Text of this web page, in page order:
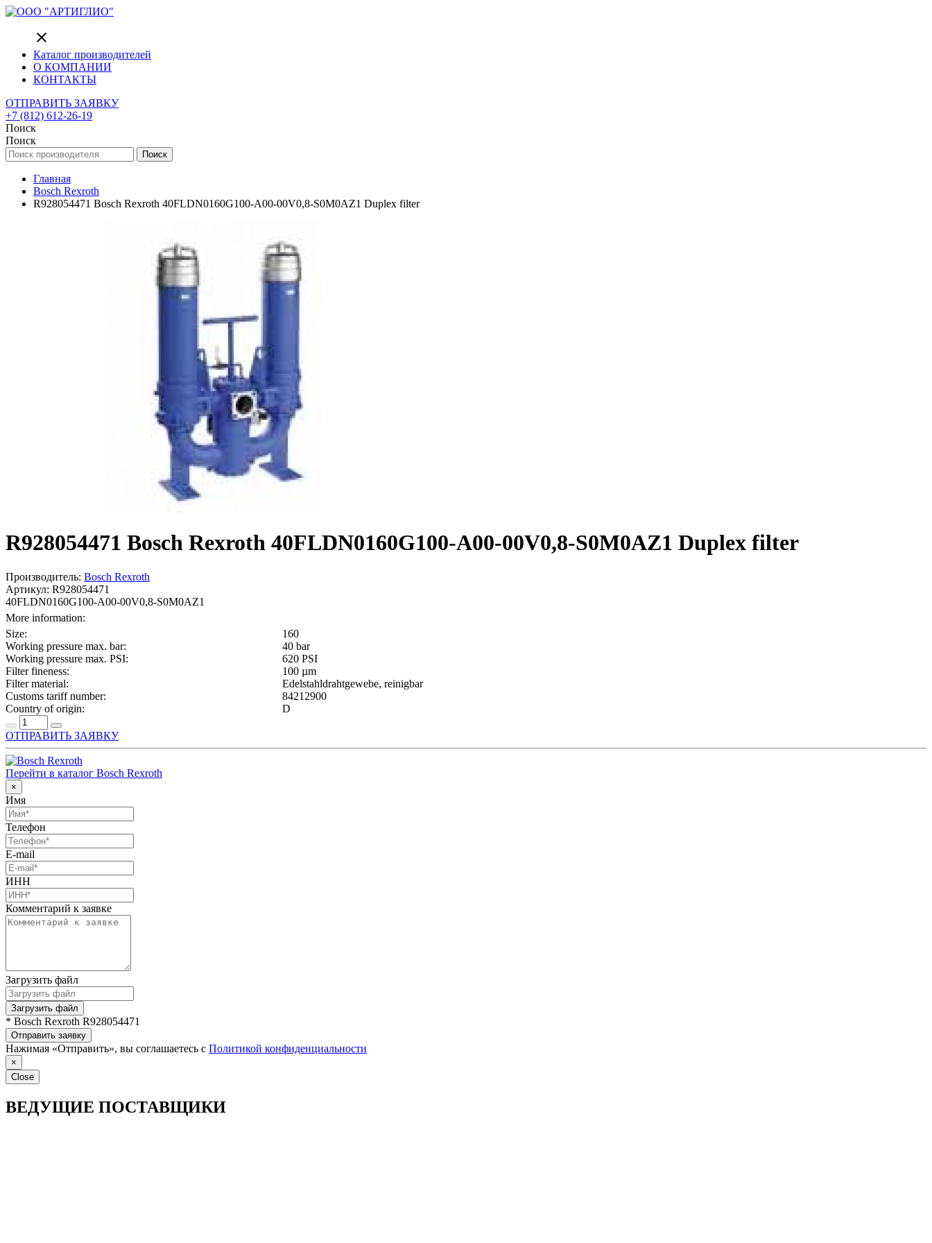
close
Каталог производителей
О КОМПАНИИ
КОНТАКТЫ
ОТПРАВИТЬ ЗАЯВКУ
+7 (812) 612-26-19
Поиск
Поиск
Поиск
Главная
Bosch Rexroth
R928054471 Bosch Rexroth 40FLDN0160G100-A00-00V0,8-S0M0AZ1 Duplex filter
R928054471 Bosch Rexroth 40FLDN0160G100-A00-00V0,8-S0M0AZ1 Duplex filter
Производитель: Bosch Rexroth
Артикул: R928054471
40FLDN0160G100-A00-00V0,8-S0M0AZ1
More information:
Size:
160
Working pressure max. bar:
40 bar
Working pressure max. PSI:
620 PSI
Filter fineness:
100 µm
Filter material:
Edelstahldrahtgewebe, reinigbar
Customs tariff number:
84212900
Country of origin:
D
ОТПРАВИТЬ ЗАЯВКУ
Перейти в каталог Bosch Rexroth
×
Имя
Телефон
E-mail
ИНН
Комментарий к заявке
Загрузить файл
Загрузить файл
* Bosch Rexroth R928054471
Отправить заявку
Нажимая «Отправить», вы соглашаетесь с Политикой конфиденциальности
×
Close
ВЕДУЩИЕ ПОСТАВЩИКИ